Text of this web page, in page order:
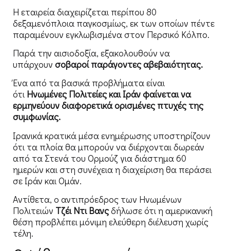
Η εταιρεία διαχειρίζεται περίπου 80
δεξαμενόπλοια παγκοσμίως, εκ των οποίων πέντε
παραμένουν εγκλωβισμένα στον Περσικό Κόλπο.
Παρά την αισιοδοξία, εξακολουθούν να
υπάρχουν σοβαροί παράγοντες αβεβαιότητας.
Ένα από τα βασικά προβλήματα είναι
ότι Ηνωμένες Πολιτείες και Ιράν φαίνεται να
ερμηνεύουν διαφορετικά ορισμένες πτυχές της
συμφωνίας.
Ιρανικά κρατικά μέσα ενημέρωσης υποστηρίζουν
ότι τα πλοία θα μπορούν να διέρχονται δωρεάν
από τα Στενά του Ορμούζ για διάστημα 60
ημερών και στη συνέχεια η διαχείριση θα περάσει
σε Ιράν και Ομάν.
Αντίθετα, ο αντιπρόεδρος των Ηνωμένων
Πολιτειών Τζέι Ντι Βανςδήλωσε ότι η αμερικανική
θέση προβλέπει μόνιμη ελεύθερη διέλευση χωρίς
τέλη.